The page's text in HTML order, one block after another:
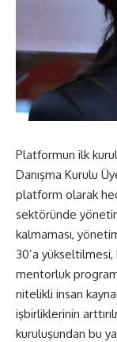
Platformun ilk
Danışma Kurulu
platform olarak
sektöründe
kalmaması,
30’a yükseltilmesi,
mentorluk
nitelikli insan
işbirliklerinin
kuruluşundan bu